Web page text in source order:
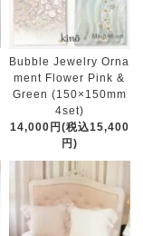
Bubble Jewelry Orna
ment Flower Pink &
Green (150×150mm
4set)
14,000円(税込15,400
円)